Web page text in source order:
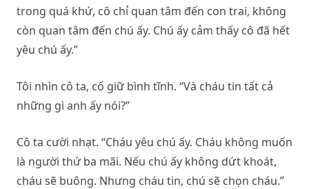
trong quá khứ, cô chỉ quan tâm đến con trai, không
còn quan tâm đến chú ấy. Chú ấy cảm thấy cô đã hết
yêu chú ấy.”
Tôi nhìn cô ta, cố giữ bình tĩnh. “Và cháu tin tất cả
những gì anh ấy nói?”
Cô ta cười nhạt. “Cháu yêu chú ấy. Cháu không muốn
là người thứ ba mãi. Nếu chú ấy không dứt khoát,
cháu sẽ buông. Nhưng cháu tin, chú sẽ chọn cháu.”